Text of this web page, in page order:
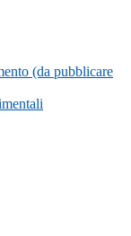
(da pubblicare